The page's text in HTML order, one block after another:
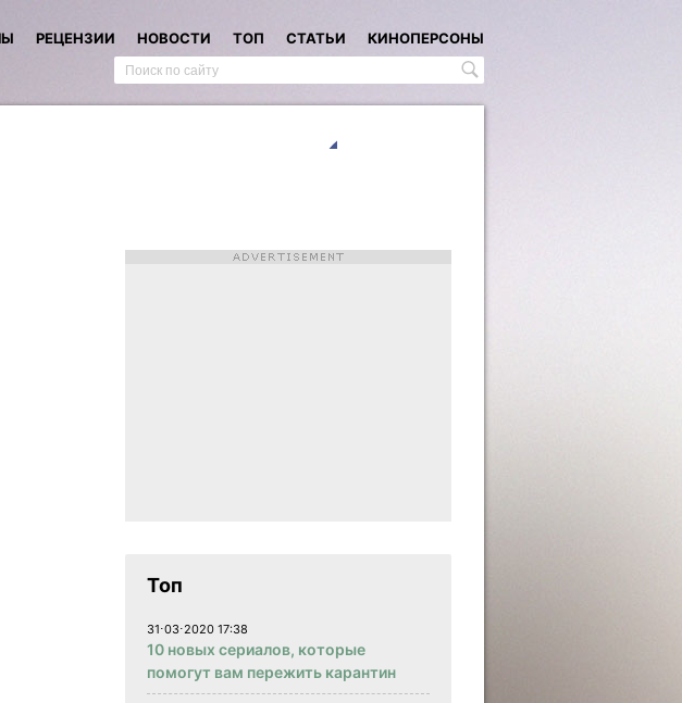
РЕЦЕНЗИИ НОВОСТИ ТОП СТАТЬИ КИНОПЕРСОНЫ
Топ
31⋅03⋅2020 17:38
10 новых сериалов, которые
помогут вам пережить карантин